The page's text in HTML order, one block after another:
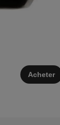
Acheter